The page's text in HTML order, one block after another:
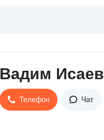
Вадим Исаев
Телефон Чат